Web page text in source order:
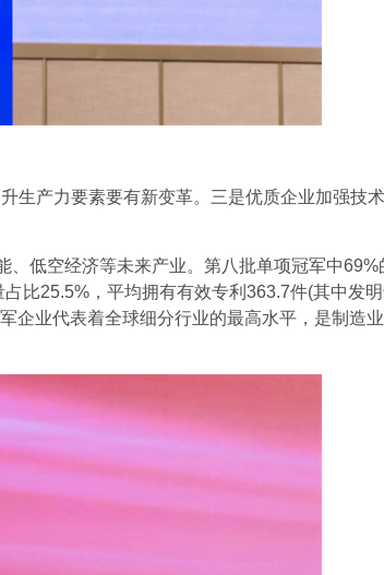
产力要素要有新变革。三是优质企业加强技
低空经济等未来产业。第八批单项冠军中69%
比25.5%，平均拥有有效专利363.7件(其中发
企业代表着全球细分行业的最高水平，是制造